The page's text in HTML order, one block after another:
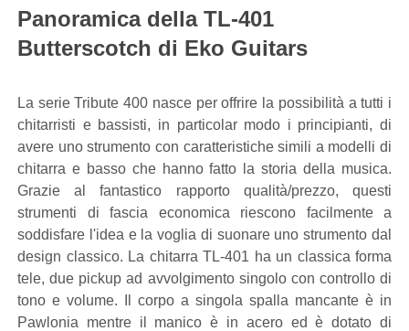
Panoramica della TL-401
Butterscotch di Eko Guitars
La serie Tribute 400 nasce per offrire la possibilità a tutti i
chitarristi e bassisti, in particolar modo i principianti, di
avere uno strumento con caratteristiche simili a modelli di
chitarra e basso che hanno fatto la storia della musica.
Grazie al fantastico rapporto qualità/prezzo, questi
strumenti di fascia economica riescono facilmente a
soddisfare l'idea e la voglia di suonare uno strumento dal
design classico. La chitarra TL-401 ha un classica forma
tele, due pickup ad avvolgimento singolo con controllo di
tono e volume. Il corpo a singola spalla mancante è in
Pawlonia mentre il manico è in acero ed è dotato di